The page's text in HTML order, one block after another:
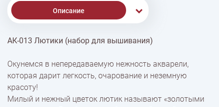
Описание
Доставка
Оплата
АК-013 Лютики (набор для вышивания)
Окунемся в непередаваемую нежность акварели,
которая дарит легкость, очарование и неземную
красоту!
Милый и нежный цветок лютик называют «золотыми